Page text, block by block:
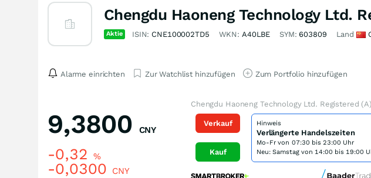
Chengdu Haoneng Technology Ltd.
Aktie ISIN: CNE100002TD5 WKN: A40LBE SYM: 603809 Land
Alarme einrichten Zur Watchlist hinzufügen Zum Portfolio hinzufügen
9,3800 CNY
-0,32 %
-0,0300 CNY
Chengdu Haoneng Technology Ltd. Registered
Verkauf
Kauf
Hinweis
Verlängerte Handelszeiten
Mo-Fr von 07:30 bis 23:00 Uhr
Neu: Samstag von 14:00 bis 19:00